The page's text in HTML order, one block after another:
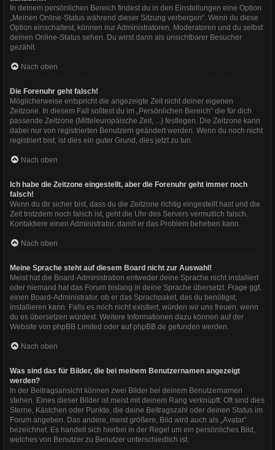
In deinem persönlichen Bereich findest du in den Einstellungen eine Option
„Meinen Online-Status während dieser Sitzung verbergen“. Wenn du diese
Option einschaltest, können nur Administratoren, Moderatoren und du selbst
deinen Online-Status sehen. Du wirst dann als unsichtbarer Besucher
gezählt.
Nach oben
Die Forenuhr geht falsch!
Möglicherweise entspricht die angezeigte Zeit nicht deiner eigenen
Zeitzone. In diesem Fall solltest du im „Persönlichen Bereich“ die für dich
passende Zeitzone (Mitteleuropäische Zeit, ...) festlegen. Die Zeitzone kann
dabei nur von registrierten Benutzern geändert werden. Wenn du noch nicht
registriert bist, ist dies ein guter Grund, dies jetzt zu tun.
Nach oben
Ich habe die Zeitzone eingestellt, aber die Forenuhr geht immer noch
falsch!
Wenn du dir sicher bist, dass du die Zeitzone richtig eingestellt hast und die
Zeit trotzdem noch falsch ist, geht die Uhr des Servers vermutlich falsch.
Kontaktiere einen Administrator, damit er das Problem beheben kann.
Nach oben
Meine Sprache steht auf diesem Board nicht zur Auswahl!
Meist hat die Board-Administration entweder deine Sprache nicht installiert
oder niemand hat das Forum bislang in deine Sprache übersetzt. Frage ggf.
einen Board-Administrator, ob er das Sprachpaket, das du benötigst,
installieren kann. Falls es noch nicht existiert, würden wir uns freuen, wenn
du es übersetzen würdest. Weitere Informationen dazu können auf der
Website von phpBB Limited oder auf phpBB.de gefunden werden.
Nach oben
Was sind das für Bilder, die bei meinem Benutzernamen angezeigt
werden?
In der Beitragsansicht können zwei Bilder bei deinem Benutzernamen
stehen. Eines dieser Bilder ist meist mit deinem Rang verknüpft: Oft sind dies
Sterne, Kästchen oder Punkte, die deine Beitragszahl oder deinen Status im
Forum angeben. Das andere, meist größere, Bild wird auch als „Avatar“
bezeichnet. Es handelt sich hierbei in der Regel um ein persönliches Bild,
welches von Benutzer zu Benutzer unterschiedlich ist.